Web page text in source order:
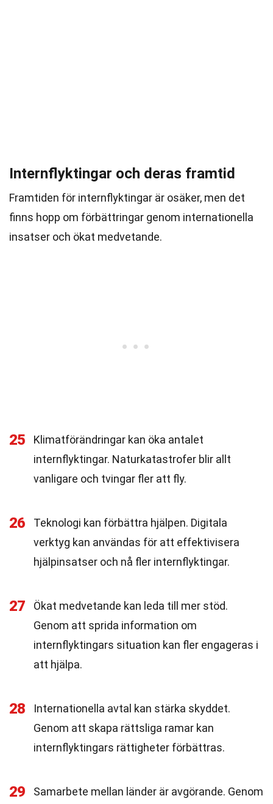
Internflyktingar och deras framtid
Framtiden för internflyktingar är osäker, men det
finns hopp om förbättringar genom internationella
insatser och ökat medvetande.
25
Klimatförändringar kan öka antalet
internflyktingar. Naturkatastrofer blir allt
vanligare och tvingar fler att fly.
26
Teknologi kan förbättra hjälpen. Digitala
verktyg kan användas för att effektivisera
hjälpinsatser och nå fler internflyktingar.
27
Ökat medvetande kan leda till mer stöd.
Genom att sprida information om
internflyktingars situation kan fler engageras i
att hjälpa.
28
Internationella avtal kan stärka skyddet.
Genom att skapa rättsliga ramar kan
internflyktingars rättigheter förbättras.
29
Samarbete mellan länder är avgörande. Genom